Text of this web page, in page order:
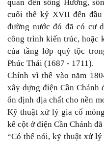
quan đến sông Hương,
cuối thế kỷ XVII đến
đường nước đó đã có cư
công trình kiến trúc, hoặc
của tầng lớp quý tộc
Phúc Thái (1687 - 1711).
Chính vì thế vào năm
xây dựng điện Cần
ổn định địa chất cho nền
Kỹ thuật xử lý gia cố
kê cột ở điện Cần Chánh
“Có thể nói, kỹ thuật xử lý